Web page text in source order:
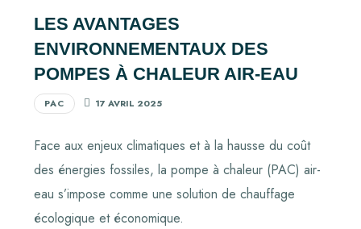
LES AVANTAGES
ENVIRONNEMENTAUX DES
POMPES À CHALEUR AIR-EAU
PAC 17 AVRIL 2025
Face aux enjeux climatiques et à la hausse du coût
des énergies fossiles, la pompe à chaleur (PAC) air-
eau s’impose comme une solution de chauffage
écologique et économique.